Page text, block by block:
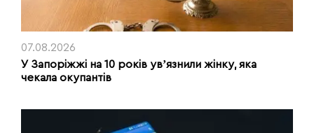
07.08.2026
У Запоріжжі на 10 років увʼязнили жінку, яка
чекала окупантів